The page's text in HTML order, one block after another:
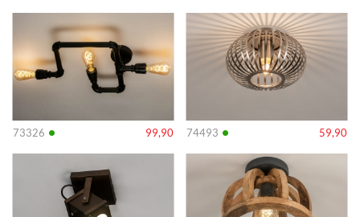
73326 • 99,90
Info
74493 • 59,90
Info
Info Info